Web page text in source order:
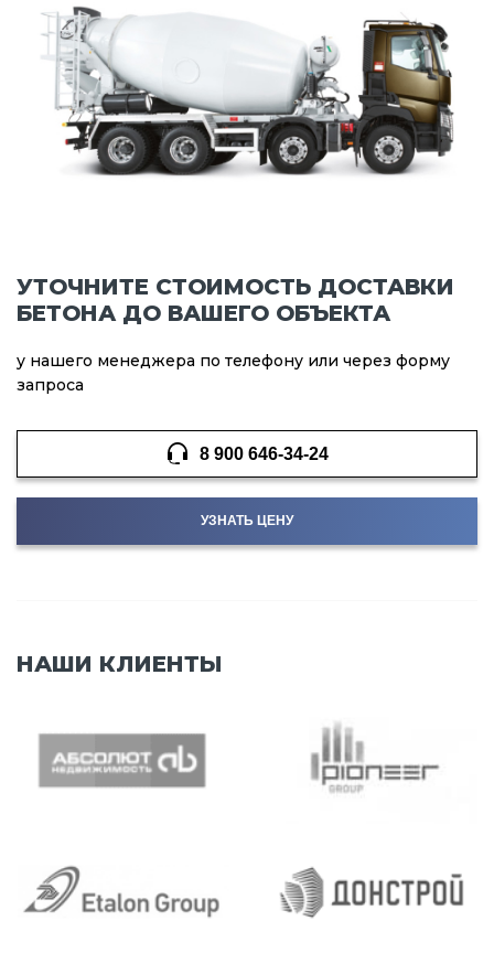
УТОЧНИТЕ СТОИМОСТЬ ДОСТАВКИ
БЕТОНА ДО ВАШЕГО ОБЪЕКТА
у нашего менеджера по телефону или через форму
запроса
8 900 646-34-24
УЗНАТЬ ЦЕНУ
НАШИ КЛИЕНТЫ